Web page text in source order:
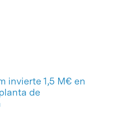
invierte 1,5 M€ en
de